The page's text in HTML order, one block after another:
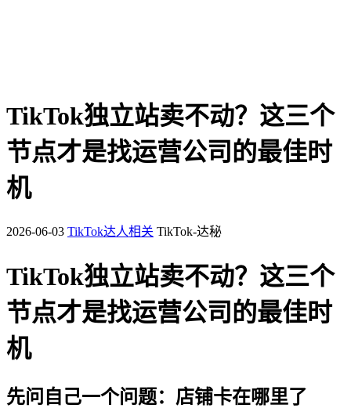
TikTok独立站卖不动？这三个
节点才是找运营公司的最佳时
机
2026-06-03 TikTok达人相关 TikTok-达秘
TikTok独立站卖不动？这三个
节点才是找运营公司的最佳时
机
先问自己一个问题：店铺卡在哪里了